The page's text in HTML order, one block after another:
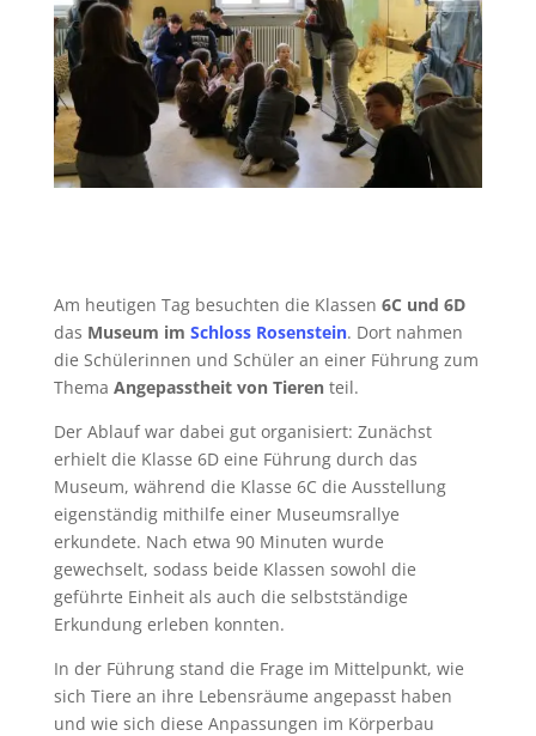
Am heutigen Tag besuchten die Klassen 6C und 6D
das Museum im Schloss Rosenstein. Dort nahmen
die Schülerinnen und Schüler an einer Führung zum
Thema Angepasstheit von Tierenteil.
Der Ablauf war dabei gut organisiert: Zunächst
erhielt die Klasse 6Deine Führung durch das
Museum, während die Klasse 6C die Ausstellung
eigenständig mithilfe einer Museumsrallye
erkundete. Nach etwa 90 Minuten wurde
gewechselt, sodass beide Klassen sowohl die
geführte Einheit als auch die selbstständige
Erkundung erleben konnten.
In der Führung stand die Frage im Mittelpunkt, wie
sich Tiere an ihre Lebensräume angepasst haben
und wie sich diese Anpassungen im Körperbau